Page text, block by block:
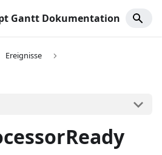
Gantt Dokumentation
Ereignisse